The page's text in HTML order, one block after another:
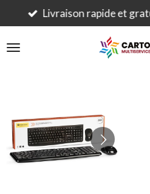
Passer
au
contenu
Livraison rapide et